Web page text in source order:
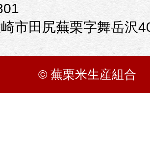
市田尻蕪栗字舞岳沢
© 蕪栗米生産組合